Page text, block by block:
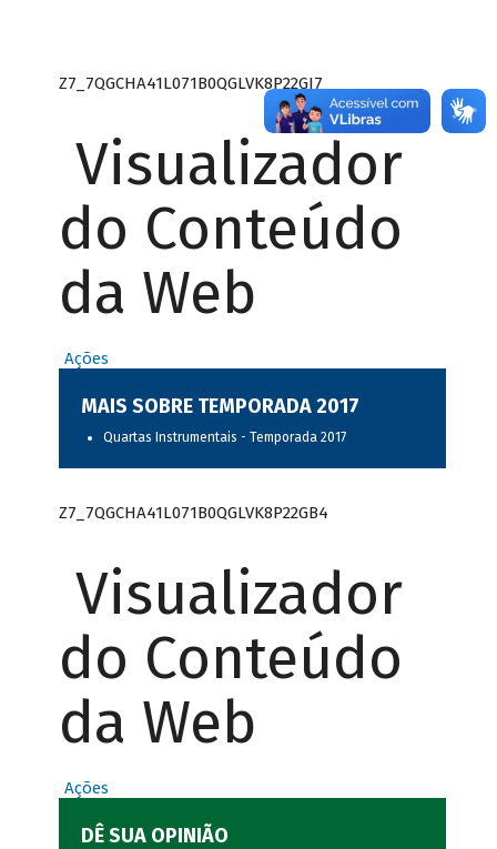
Z7_7QGCHA41L071B0QGLVK8P22GJ7
Visualizador
do Conteúdo
da Web
Ações
MAIS SOBRE TEMPORADA 2017
Quartas Instrumentais - Temporada 2017
Z7_7QGCHA41L071B0QGLVK8P22GB4
Visualizador
do Conteúdo
da Web
Ações
DÊ SUA OPINIÃO